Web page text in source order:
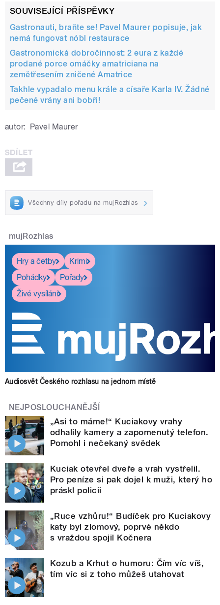
SOUVISEJÍCÍ PŘÍSPĚVKY
Gastronauti, braňte se! Pavel Maurer popisuje, jak
nemá fungovat nóbl restaurace
Gastronomická dobročinnost: 2 eura z každé
prodané porce omáčky amatriciana na
zemětřesením zničené Amatrice
Takhle vypadalo menu krále a císaře Karla IV. Žádné
pečené vrány ani bobři!
autor: Pavel Maurer
Všechny díly pořadu na mujRozhlas
mujRozhlas
Hry a četby
Krimi
Pohádky
Pořady
Živé vysílání
Audiosvět Českého rozhlasu na jednom místě
NEJPOSLOUCHANĚJŠÍ
„Asi to máme!“ Kuciakovy vrahy
odhalily kamery a zapomenutý telefon.
Pomohl i nečekaný svědek
Kuciak otevřel dveře a vrah vystřelil.
Pro peníze si pak dojel k muži, který ho
práskl policii
„Ruce vzhůru!“ Budíček pro Kuciakovy
katy byl zlomový, poprvé někdo
s vraždou spojil Kočnera
Kozub a Krhut o humoru: Čím víc víš,
tím víc si z toho můžeš utahovat